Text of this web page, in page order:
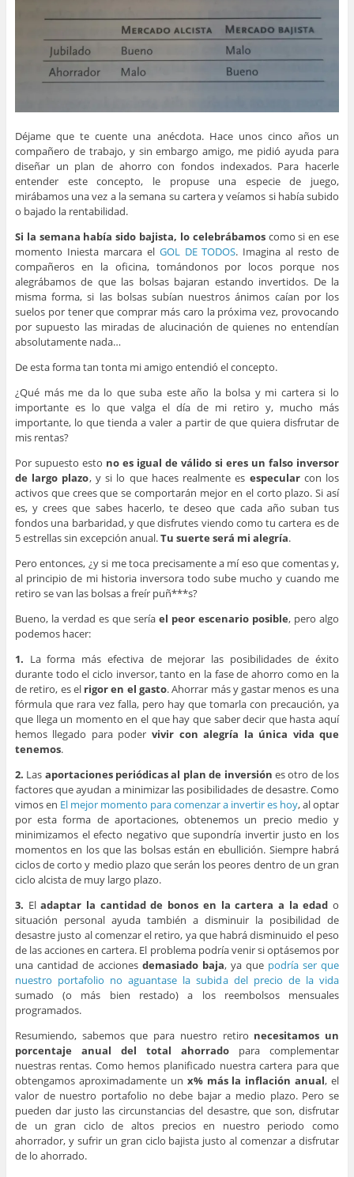
Déjame que te cuente una anécdota. Hace unos cinco años un
compañero de trabajo, y sin embargo amigo, me pidió ayuda para
diseñar un plan de ahorro con fondos indexados. Para hacerle
entender este concepto, le propuse una especie de juego,
mirábamos una vez a la semana su cartera y veíamos si había subido
o bajado la rentabilidad.
Si la semana había sido bajista, lo celebrábamoscomo si en ese
momento Iniesta marcara el GOL DE TODOS. Imagina al resto de
compañeros en la oficina, tomándonos por locos porque nos
alegrábamos de que las bolsas bajaran estando invertidos. De la
misma forma, si las bolsas subían nuestros ánimos caían por los
suelos por tener que comprar más caro la próxima vez, provocando
por supuesto las miradas de alucinación de quienes no entendían
absolutamente nada…
De esta forma tan tonta mi amigo entendió el concepto.
¿Qué más me da lo que suba este año la bolsa y mi cartera si lo
importante es lo que valga el día de mi retiro y, mucho más
importante, lo que tienda a valer a partir de que quiera disfrutar de
mis rentas?
Por supuesto esto no es igual de válido si eres un falso inversor
de largo plazo, y si lo que haces realmente es especularcon los
activos que crees que se comportarán mejor en el corto plazo. Si así
es, y crees que sabes hacerlo, te deseo que cada año suban tus
fondos una barbaridad, y que disfrutes viendo como tu cartera es de
5 estrellas sin excepción anual.Tu suerte será mi alegría.
Pero entonces, ¿y si me toca precisamente a mí eso que comentas y,
al principio de mi historia inversora todo sube mucho y cuando me
retiro se van las bolsas a freír puñ***s?
Bueno, la verdad es que seríael peor escenario posible, pero algo
podemos hacer:
1. La forma más efectiva de mejorar las posibilidades de éxito
durante todo el ciclo inversor, tanto en la fase de ahorro como en la
de retiro, es el rigor en el gasto. Ahorrar más y gastar menos es una
fórmula que rara vez falla, pero hay que tomarla con precaución, ya
que llega un momento en el que hay que saber decir que hasta aquí
hemos llegado para poder vivir con alegría la única vida que
tenemos.
2. Las aportaciones periódicas al plan de inversión es otro de los
factores que ayudan a minimizar las posibilidades de desastre. Como
vimos en El mejor momento para comenzar a invertir es hoy, al optar
por esta forma de aportaciones, obtenemos un precio medio y
minimizamos el efecto negativo que supondría invertir justo en los
momentos en los que las bolsas están en ebullición. Siempre habrá
ciclos de corto y medio plazo que serán los peores dentro de un gran
ciclo alcista de muy largo plazo.
3. Eladaptar la cantidad de bonos en la cartera a la edad o
situación personal ayuda también a disminuir la posibilidad de
desastre justo al comenzar el retiro, ya que habrá disminuido el peso
de las acciones en cartera. El problema podría venir si optásemos por
una cantidad de acciones demasiado baja, ya que podría ser que
nuestro portafolio no aguantase la subida del precio de la vida
sumado (o más bien restado) a los reembolsos mensuales
programados.
Resumiendo, sabemos que para nuestro retiro necesitamos un
porcentaje anual del total ahorrado para complementar
nuestras rentas. Como hemos planificado nuestra cartera para que
obtengamos aproximadamente un x% más la inflación anual, el
valor de nuestro portafolio no debe bajar a medio plazo. Pero se
pueden dar justo las circunstancias del desastre, que son, disfrutar
de un gran ciclo de altos precios en nuestro periodo como
ahorrador, y sufrir un gran ciclo bajista justo al comenzar a disfrutar
de lo ahorrado.